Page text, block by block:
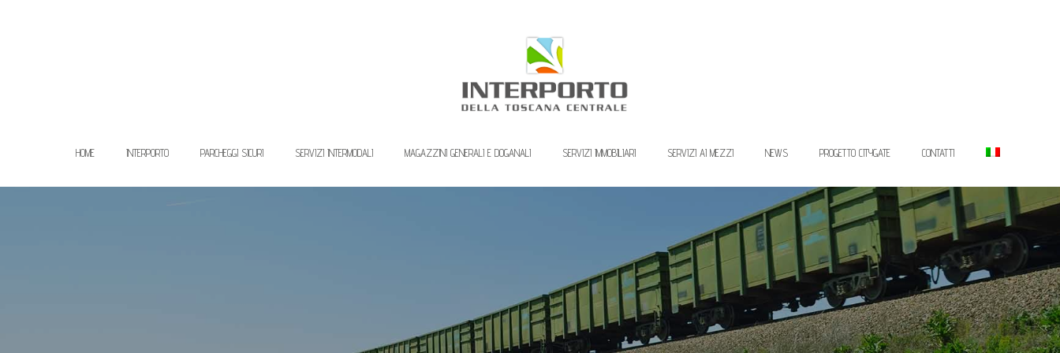
HOME INTERPORTO PARCHEGGI SICURI SERVIZI INTERMODALI MAGAZZINI GENERALI E DOGANALI SERVIZI IMMOBILIARI SERVIZI AI MEZZI NEWS PROGETTO CITYGATE CONTATTI